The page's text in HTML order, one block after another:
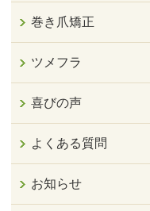
巻き爪矯正
ツメフラ
喜びの声
よくある質問
お知らせ